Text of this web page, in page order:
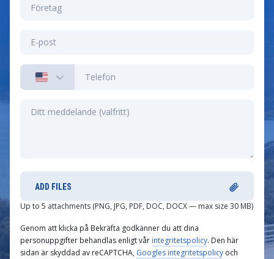
ADD FILES
Up to 5 attachments (PNG, JPG, PDF, DOC, DOCX — max size 30 MB)
Genom att klicka på Bekräfta godkänner du att dina
personuppgifter behandlas enligt vår integritetspolicy. Den här
sidan är skyddad av reCAPTCHA, Googles integritetspolicy och